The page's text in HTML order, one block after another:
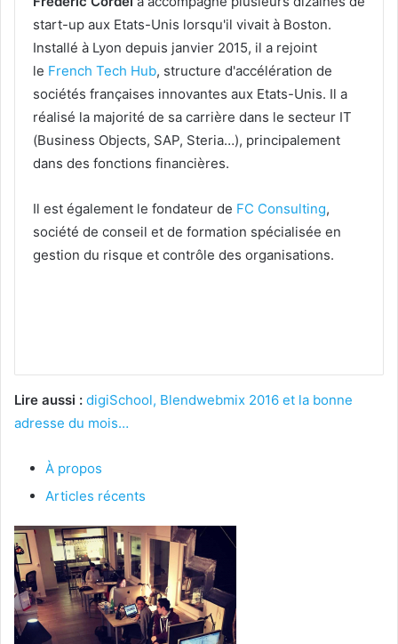
start-up aux Etats-Unis lorsqu'il vivait à Boston.
Installé à Lyon depuis janvier 2015, il a rejoint
le French Tech Hub, structure d'accélération de
sociétés françaises innovantes aux Etats-Unis. Il a
réalisé la majorité de sa carrière dans le secteur IT
(Business Objects, SAP, Steria…), principalement
dans des fonctions financières.
Il est également le fondateur de FC Consulting,
société de conseil et de formation spécialisée en
gestion du risque et contrôle des organisations.
Lire aussi : digiSchool, Blendwebmix 2016 et la bonne
adresse du mois…
À propos
Articles récents